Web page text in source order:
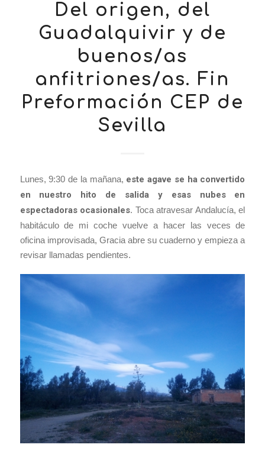
Del origen, del
Guadalquivir y de
buenos/as
anfitriones/as. Fin
Preformación CEP de
Sevilla
Lunes, 9:30 de la mañana, este agave se ha convertido
en nuestro hito de salida y esas nubes en
espectadoras ocasionales. Toca atravesar Andalucía, el
habitáculo de mi coche vuelve a hacer las veces de
oficina improvisada, Gracia abre su cuaderno y empieza a
revisar llamadas pendientes.